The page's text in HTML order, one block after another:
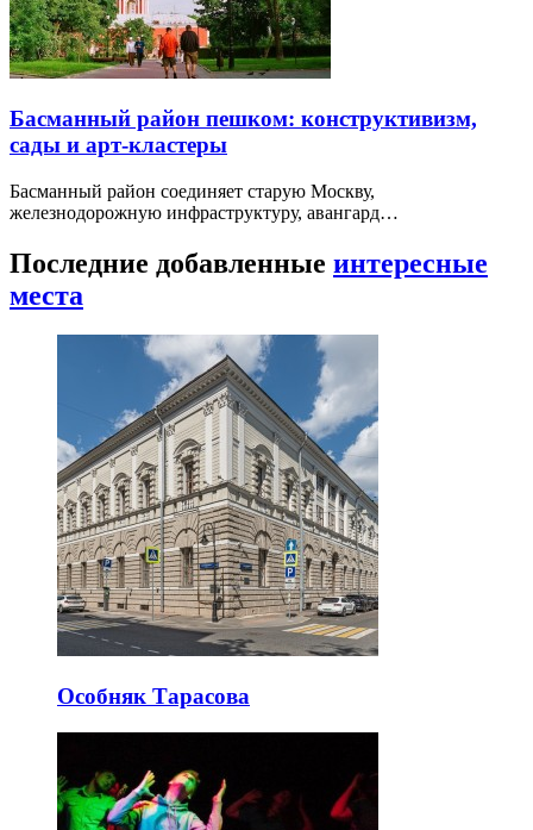
Басманный район пешком: конструктивизм,
сады и арт-кластеры
Басманный район соединяет старую Москву,
железнодорожную инфраструктуру, авангард…
Последние добавленные интересные
места
Особняк Тарасова